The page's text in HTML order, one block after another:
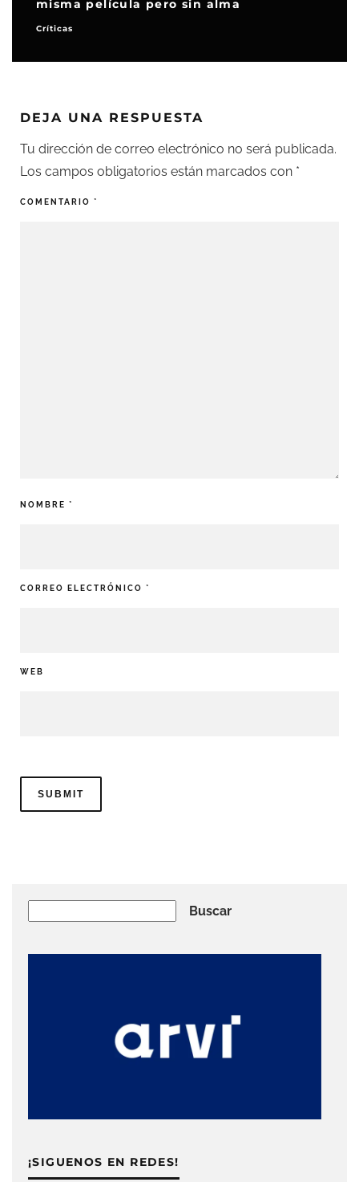
misma película pero sin alma
Críticas
DEJA UNA RESPUESTA
Tu dirección de correo electrónico no será publicada.
Los campos obligatorios están marcados con *
COMENTARIO *
NOMBRE *
CORREO ELECTRÓNICO *
WEB
Buscar
¡SIGUENOS EN REDES!